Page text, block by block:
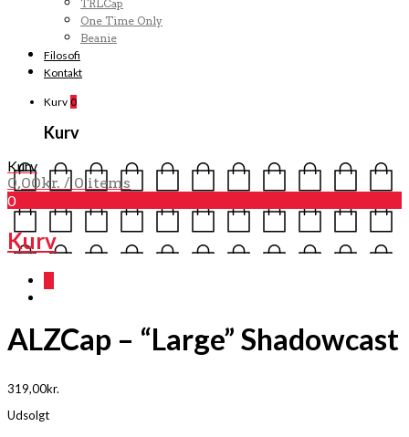
TRLCap
One Time Only
Beanie
Filosofi
Kontakt
Kurv 0
Kurv
Kurv
0,00kr. / 0 items
0
Kurv
ALZCap – “Large” Shadowcast
319,00kr.
Udsolgt